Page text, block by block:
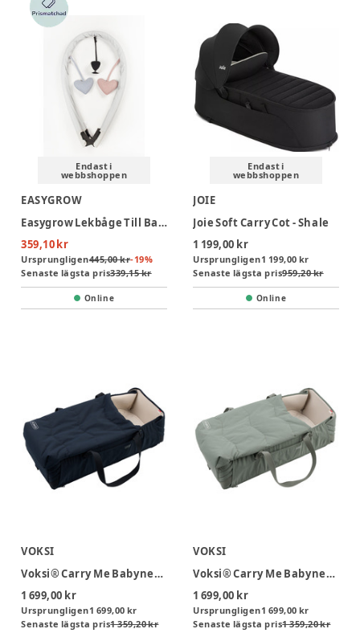
Endast i
webbshoppen
EASYGROW
Easygrow Lekbåge Till Babynest & Lift - Grå
359,10 kr
Ursprungligen445,00 kr-19%
Senaste lägsta pris339,15 kr
Online
Endast i
webbshoppen
JOIE
Joie Soft Carry Cot - Shale
1 199,00 kr
Ursprungligen1 199,00 kr
Senaste lägsta pris959,20 kr
Online
VOKSI
Voksi® Carry Me Babynest - Black Leaf
1 699,00 kr
Ursprungligen1 699,00 kr
Senaste lägsta pris1 359,20 kr
VOKSI
Voksi® Carry Me Babynest - MeadowGreen Leaf
1 699,00 kr
Ursprungligen1 699,00 kr
Senaste lägsta pris1 359,20 kr